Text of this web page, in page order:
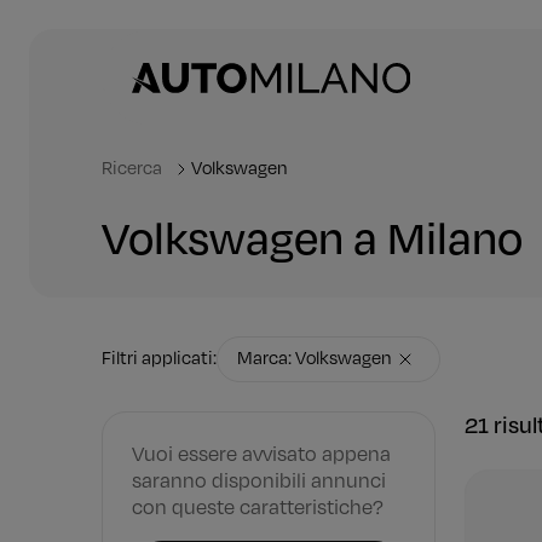
Ricerca Volkswagen
Volkswagen a Milano
Filtri applicati: Marca: Volkswagen
Vuoi essere avvisato appena
saranno disponibili annunci
con queste caratteristiche?
21